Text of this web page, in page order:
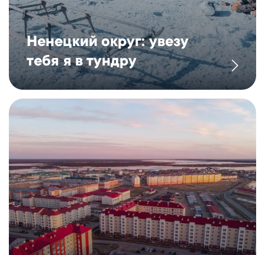
Ненецкий округ: увезу
тебя я в тундру